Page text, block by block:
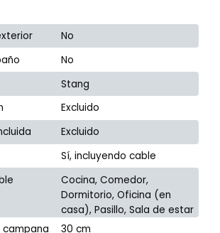
No
No
Stang
Excluido
Excluido
Sí, incluyendo cable
Cocina, Comedor,
Dormitorio, Oficina (en
casa), Pasillo, Sala de estar
30 cm